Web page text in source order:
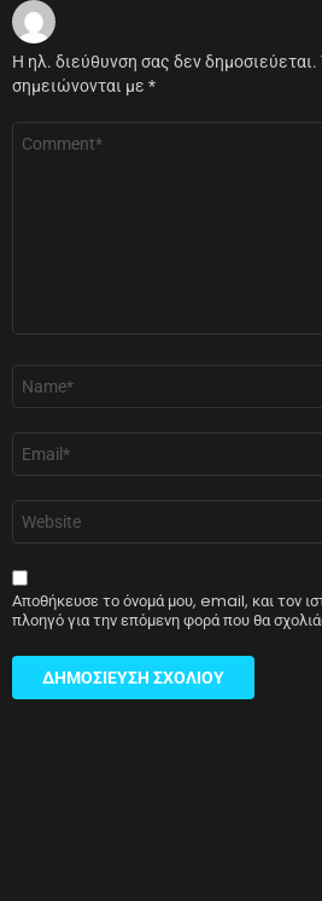
Η ηλ. διεύθυνση σας δεν δημοσιεύεται.
σημειώνονται με *
Σχόλιο
Όνομα
Email
Ιστότοπος
Αποθήκευσε το όνομά μου, email, και τον
πλοηγό για την επόμενη φορά που θα